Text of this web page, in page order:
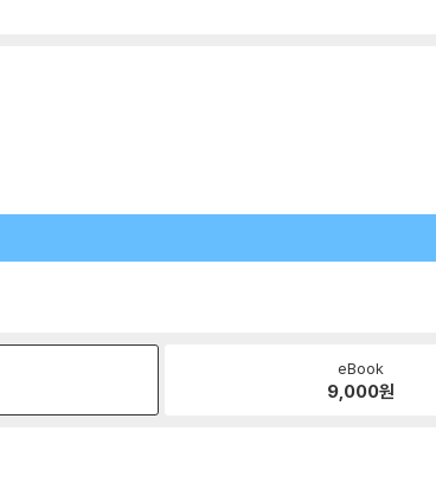
eBook
9,000원